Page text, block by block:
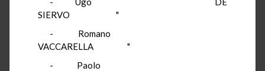
SIERVO "
- Romano
VACCARELLA "
- Paolo